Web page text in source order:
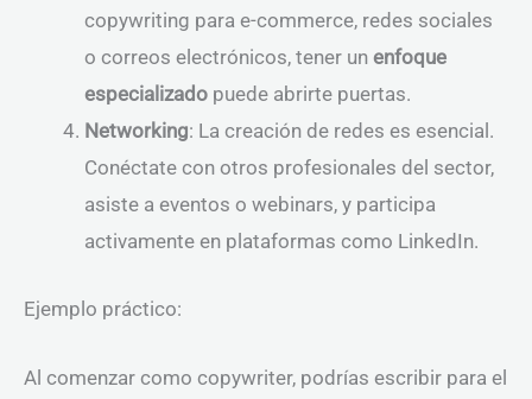
copywriting para e-commerce, redes sociales
o correos electrónicos, tener un enfoque
especializado puede abrirte puertas.
Networking: La creación de redes es esencial.
Conéctate con otros profesionales del sector,
asiste a eventos o webinars, y participa
activamente en plataformas como LinkedIn.
Ejemplo práctico:
Al comenzar como copywriter, podrías escribir para el